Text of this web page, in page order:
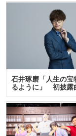
石井琢磨「人生の宝
るように」 初披露
ア…